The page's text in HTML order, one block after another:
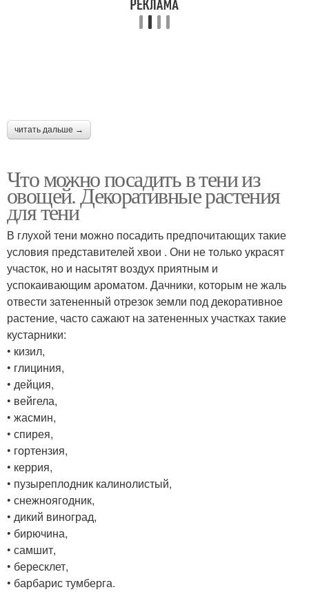
читать дальше →
Что можно посадить в тени из
овощей. Декоративные растения
для тени
В глухой тени можно посадить предпочитающих такие
условия представителей хвои . Они не только украсят
участок, но и насытят воздух приятным и
успокаивающим ароматом. Дачники, которым не жаль
отвести затененный отрезок земли под декоративное
растение, часто сажают на затененных участках такие
кустарники:
• кизил,
• глициния,
• дейция,
• вейгела,
• жасмин,
• спирея,
• гортензия,
• керрия,
• пузыреплодник калинолистый,
• снежноягодник,
• дикий виноград,
• бирючина,
• самшит,
• бересклет,
• барбарис тумберга.